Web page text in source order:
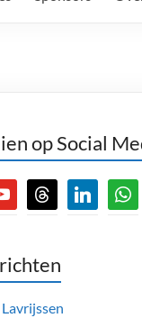
op Social
threads linkedin